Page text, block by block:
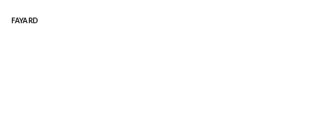
FAYARD